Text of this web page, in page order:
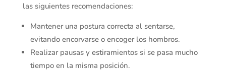
las siguientes recomendaciones:
Mantener una postura correcta al sentarse,
evitando encorvarse o encoger los hombros.
Realizar pausas y estiramientos si se pasa mucho
tiempo en la misma posición.